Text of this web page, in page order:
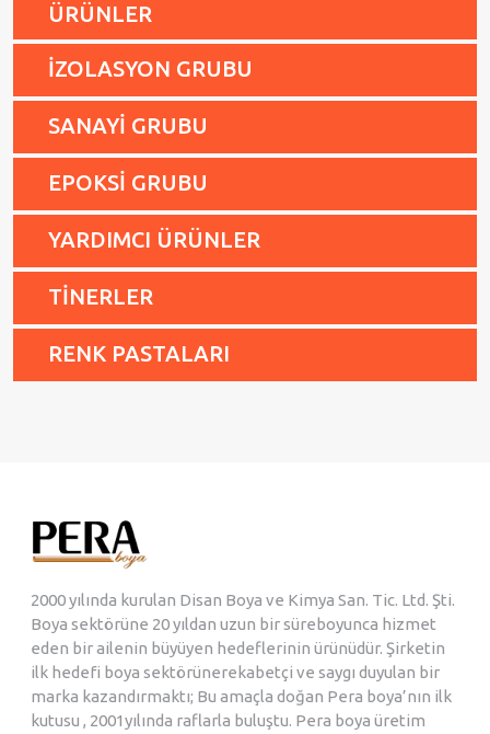
ÜRÜNLER
İZOLASYON GRUBU
SANAYİ GRUBU
EPOKSİ GRUBU
YARDIMCI ÜRÜNLER
TİNERLER
RENK PASTALARI
2000 yılında kurulan Disan Boya ve Kimya San. Tic. Ltd. Şti.
Boya sektörüne 20 yıldan uzun bir süreboyunca hizmet
eden bir ailenin büyüyen hedeflerinin ürünüdür. Şirketin
ilk hedefi boya sektörünerekabetçi ve saygı duyulan bir
marka kazandırmaktı; Bu amaçla doğan Pera boya’nın ilk
kutusu , 2001yılında raflarla buluştu. Pera boya üretim